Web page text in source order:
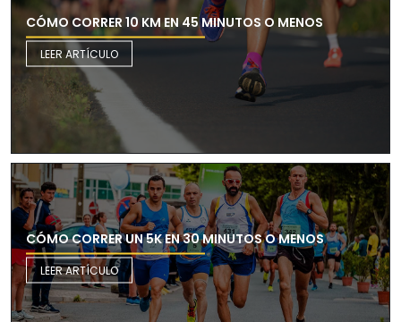
CÓMO CORRER 10 KM EN 45 MINUTOS O MENOS
LEER ARTÍCULO
CÓMO CORRER UN 5K EN 30 MINUTOS O MENOS
LEER ARTÍCULO